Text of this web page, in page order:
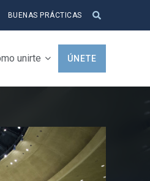
BUENAS PRÁCTICAS
unirte ÚNETE